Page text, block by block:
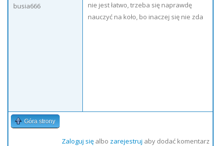
busia666
nie jest łatwo, trzeba się naprawdę
nauczyć na koło, bo inaczej się nie zda
Góra strony
Zaloguj sięalbo zarejestruj aby dodać komentarz